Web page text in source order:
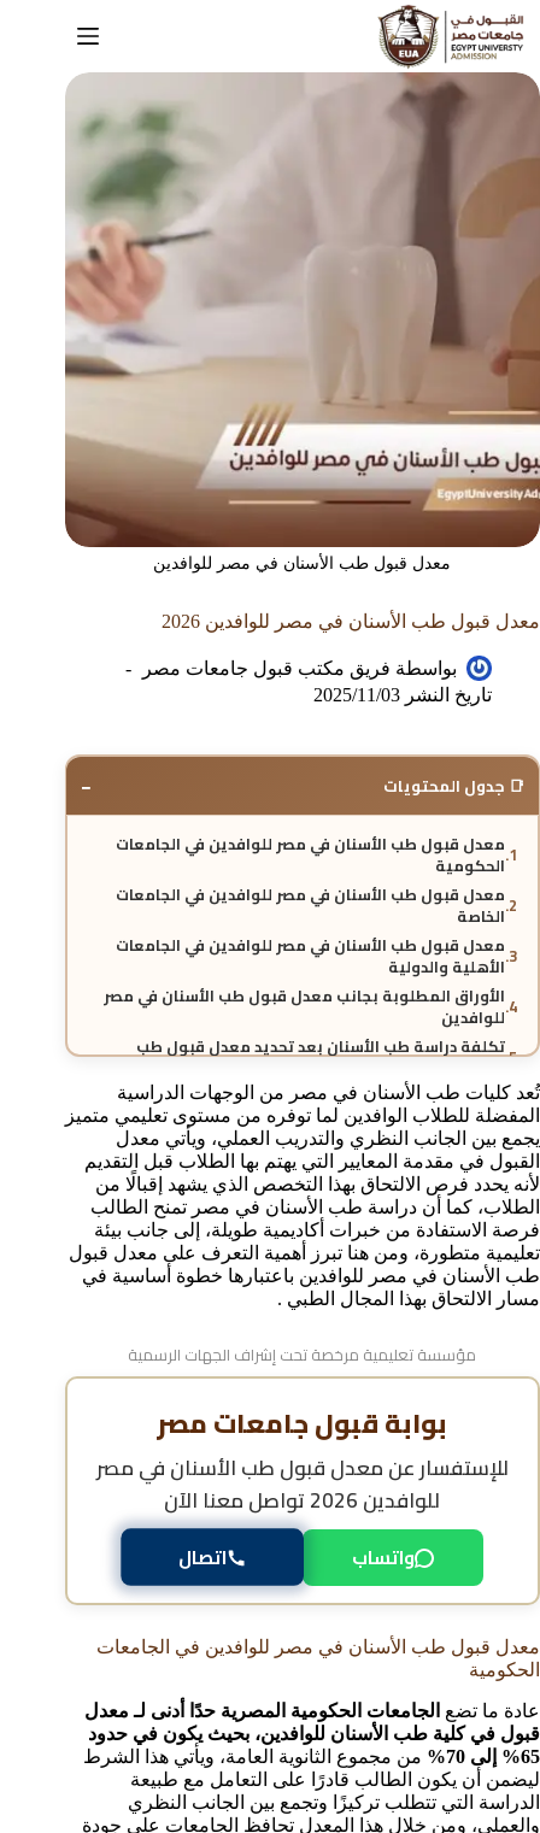
معدل قبول طب الأسنان في مصر للوافدين
معدل قبول طب الأسنان في مصر للوافدين 2026
بواسطة فريق مكتب قبول جامعات مصر
تاريخ النشر 2025/11/03
📑 جدول المحتويات −
معدل قبول طب الأسنان في مصر للوافدين في الجامعات
الحكومية
معدل قبول طب الأسنان في مصر للوافدين في الجامعات
الخاصة
معدل قبول طب الأسنان في مصر للوافدين في الجامعات
الأهلية والدولية
الأوراق المطلوبة بجانب معدل قبول طب الأسنان في مصر
للوافدين
تكلفة دراسة طب الأسنان بعد تحديد معدل قبول طب
هل يختلف معدل قبول طب الأسنان في مصر للوافدين حسب
الجنسية؟
الاعتراف الدولي بعد استيفاء معدل قبول طب الأسنان في
مصر للسعوديين وللوافدين
الأسئلة الشائعة حول معدل قبول طب الأسنان في مصر
للوافدين
تُعد كليات طب الأسنان في مصر من الوجهات الدراسية
المفضلة للطلاب الوافدين لما توفره من مستوى تعليمي متميز
يجمع بين الجانب النظري والتدريب العملي، ويأتي معدل
القبول في مقدمة المعايير التي يهتم بها الطلاب قبل التقديم
لأنه يحدد فرص الالتحاق بهذا التخصص الذي يشهد إقبالًا من
الطلاب، كما أن دراسة طب الأسنان في مصر تمنح الطالب
فرصة الاستفادة من خبرات أكاديمية طويلة، إلى جانب بيئة
تعليمية متطورة، ومن هنا تبرز أهمية التعرف على معدل قبول
طب الأسنان في مصر للوافدين باعتبارها خطوة أساسية في
مسار الالتحاق بهذا المجال الطبي .
مؤسسة تعليمية مرخصة تحت إشراف الجهات الرسمية
بوابة قبول جامعات مصر
للإستفسار عنمعدل قبول طب الأسنان في مصر
للوافدين 2026
تواصل معنا الآن
واتساب اتصال
معدل قبول طب الأسنان في مصر للوافدين في الجامعات
الحكومية
عادة ما تضع الجامعات الحكومية المصرية حدًا أدنى لـ معدل
قبول في كلية طب الأسنان للوافدين، بحيث يكون في حدود
65% إلى 70%
من مجموع الثانوية العامة، ويأتي هذا الشرط
ليضمن أن يكون الطالب قادرًا على التعامل مع طبيعة
الدراسة التي تتطلب تركيزًا وتجمع بين الجانب النظري
والعملي، ومن خلال هذا المعدل تحافظ الجامعات على جودة